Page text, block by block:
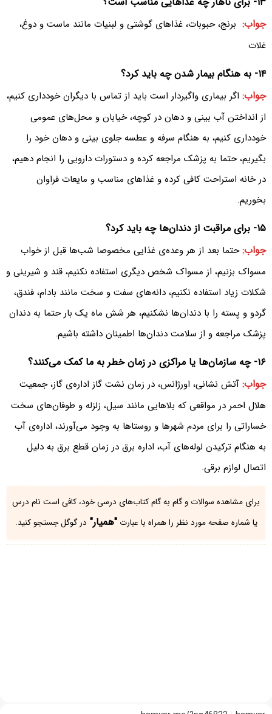
جواب: برنج‌، حبوبات‌، غذا‌های گوشتی و لبنیات مانند ماست و دوغ‌،
غلات
۱۴- به هنگام بیمار شدن چه باید کرد‌؟
جواب: اگر بیماری واگیردار است باید از تماس با دیگران خو‌د‌داری کنیم‌،
از انداختن آب بینی و دهان در کوچه‌، خیابان و محل‌های عمومی
خود‌داری کنیم‌، به هنگام سرفه و عطسه جلوی بینی و دهان خود را
بگیریم‌، حتما به پزشک مراجعه کرده و دستورات دارویی را انجام دهیم‌،
در خانه استراحت کافی کرده و غذاهای مناسب و مایعات فراوان
بخوریم.
۱۵- برای مراقبت از دندان‌‌ها چه باید کرد‌؟
جواب:حتما بعد از هر وعده‌ی غذایی مخصوصا شب‌ها قبل از خواب
مسواک بزنیم‌، از مسواک شخص دیگری استفاده نکنیم‌، قند و شیرینی و
شکلات زیاد استفاده نکنیم، دانه‌های سفت و سخت مانند بادام‌، فندق‌،
گردو و پسته را با دندان‌ها نشکنیم‌، هر شش ماه یک بار حتما به دندان
پزشک مراجعه و از سلامت دندان‌ها اطمینان داشته باشیم.
۱۶- چه سازمان‌ها یا مراکزی در زمان خطر به ما کمک می‌کنند‌؟
جواب: آتش نشانی‌، اورژانس‌، در زمان نشت گاز اداره‌ی گاز‌، جمعیت
هلال احمر در مواقعی که بلا‌هایی مانند سیل‌، زلزله و طوفان‌‌های سخت
خساراتی را برای مردم شهر‌ها و روستا‌ها به وجود می‌آورند‌، اداره‌ی آب
به هنگام ترکیدن لوله‌های آب، اداره برق در زمان قطع برق به دلیل
اتصال لوازم برقی.
برای مشاهده سوالات و گام به گام کتاب‌های درسی خود، کافی است نام درس
یا شماره صفحه مورد نظر را همراه با عبارت"همیار" در گوگل جستجو کنید.